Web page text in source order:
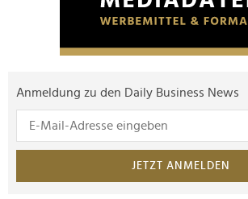
Anmeldung zu den Daily Business News
JETZT ANMELDEN